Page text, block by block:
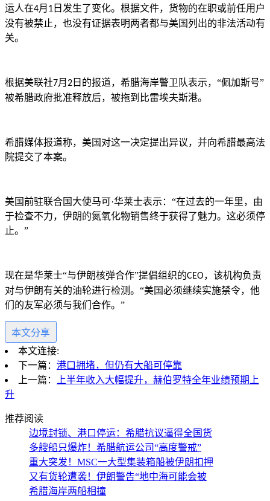
运人在4月 1 日发生了变化。根据文件，货物的在职或前任用户
没有被禁止，也没有证据表明两者都与美国列出的非法活动有
关。
根据美联社7月 2 日的报道，希腊海岸警卫队表示，“佩加斯号”
被希腊政府批准释放后，被拖到比雷埃夫斯港。
希腊媒体报道称，美国对这一决定提出异议，并向希腊最高法
院提交了本案。
美国前驻联合国大使马可·华莱士表示：“在过去的一年里，由
于检查不力，伊朗的氮氧化物销售终于获得了魅力。这必须停
止。”
现在是华莱士“与伊朗核弹合作”提倡组织的CEO，该机构负责
对与伊朗有关的油轮进行检测。“美国必须继续实施禁令，他
们的友军必须与我们合作。”
本文分享
本文连接:
下一篇： 港口拥堵，但仍有大船可停靠
上一篇： 上半年收入大幅提升，赫伯罗特全年业绩预期上
升
推荐阅读
边境封锁、港口停运：希腊抗议逼得全国货
多艘船只爆炸！希腊航运公司“高度警戒”
重大突发！MSC一大型集装箱船被伊朗扣押
又有货轮遭袭！伊朗警告“地中海可能会被
希腊海岸两船相撞